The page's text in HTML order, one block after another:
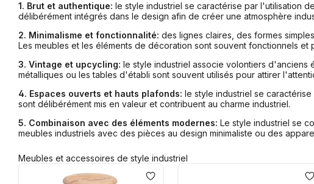
1. Brut et authentique: le style industriel se caractérise par l'utilisation
délibérément intégrés dans le design afin de créer une atmosphère
2. Minimalisme et fonctionnalité: des lignes claires, des formes
Les meubles et les éléments de décoration sont souvent fonctionnels
3. Vintage et upcycling: le style industriel associe volontiers d'anciens
métalliques ou les tables d'établi sont souvent utilisés pour attirer
4. Espaces ouverts et hauts plafonds: le style industriel se
sont délibérément mis en valeur et contribuent au charme industriel.
5. Combinaison avec des éléments modernes: Le style industriel se
meubles industriels avec des pièces au design minimaliste ou des
Meubles et accessoires de style industriel